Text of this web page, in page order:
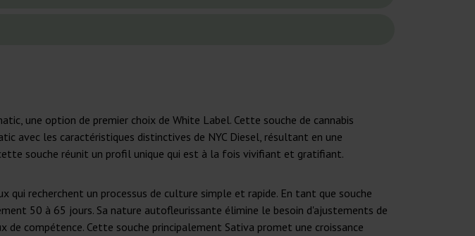
une option de premier choix de White Label. Cette souche de cannabis
avec les caractéristiques distinctives de NYC Diesel, résultant en une
souche réunit un profil unique qui est à la fois vivifiant et gratifiant.
recherchent un processus de culture simple et rapide. En tant que souche
50 à 65 jours. Sa nature autofleurissante élimine le besoin d'ajustements de
compétence. Cette souche principalement Sativa promet une croissance